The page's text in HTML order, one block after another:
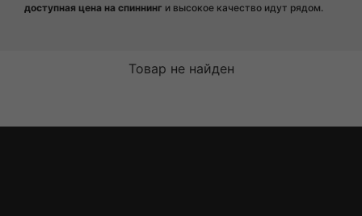
доступная цена на спиннинг и высокое качество идут рядом.
Товар не найден